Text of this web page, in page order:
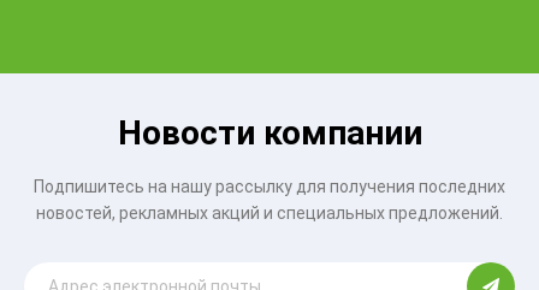
Новости компании
Подпишитесь на нашу рассылку для получения последних
новостей, рекламных акций и специальных предложений.